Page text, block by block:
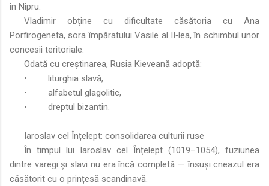
în Nipru.
Vladimir obține cu dificultate căsătoria cu Ana
Porfirogeneta, sora împăratului Vasile al II‑lea, în schimbul unor
concesii teritoriale.
Odată cu creștinarea, Rusia Kieveană adoptă:
•
liturghia slavă,
•
alfabetul glagolitic,
•
dreptul bizantin.
Iaroslav cel Înțelept: consolidarea culturii ruse
În timpul lui Iaroslav cel Înțelept (1019–1054), fuziunea
dintre varegi și slavi nu era încă completă — însuși cneazul era
căsătorit cu o prințesă scandinavă.